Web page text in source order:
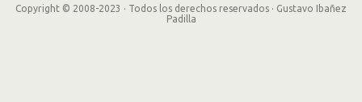
Copyright © 2008-2023 · Todos los derechos reservados · Gustavo Ibañez
Padilla